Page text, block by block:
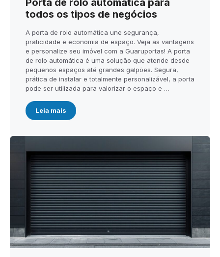
Porta de rolo automática para
todos os tipos de negócios
A porta de rolo automática une segurança,
praticidade e economia de espaço. Veja as vantagens
e personalize seu imóvel com a Guaruportas! A porta
de rolo automática é uma solução que atende desde
pequenos espaços até grandes galpões. Segura,
prática de instalar e totalmente personalizável, a porta
pode ser utilizada para valorizar o espaço e …
Leia mais